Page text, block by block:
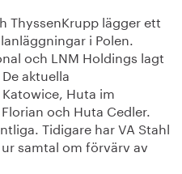
ThyssenKrupp lägger ett
i Polen.
och LNM Holdings lagt
aktuella
Huta im
och Huta Cedler.
Tidigare har VA Stahl
samtal om förvärv av